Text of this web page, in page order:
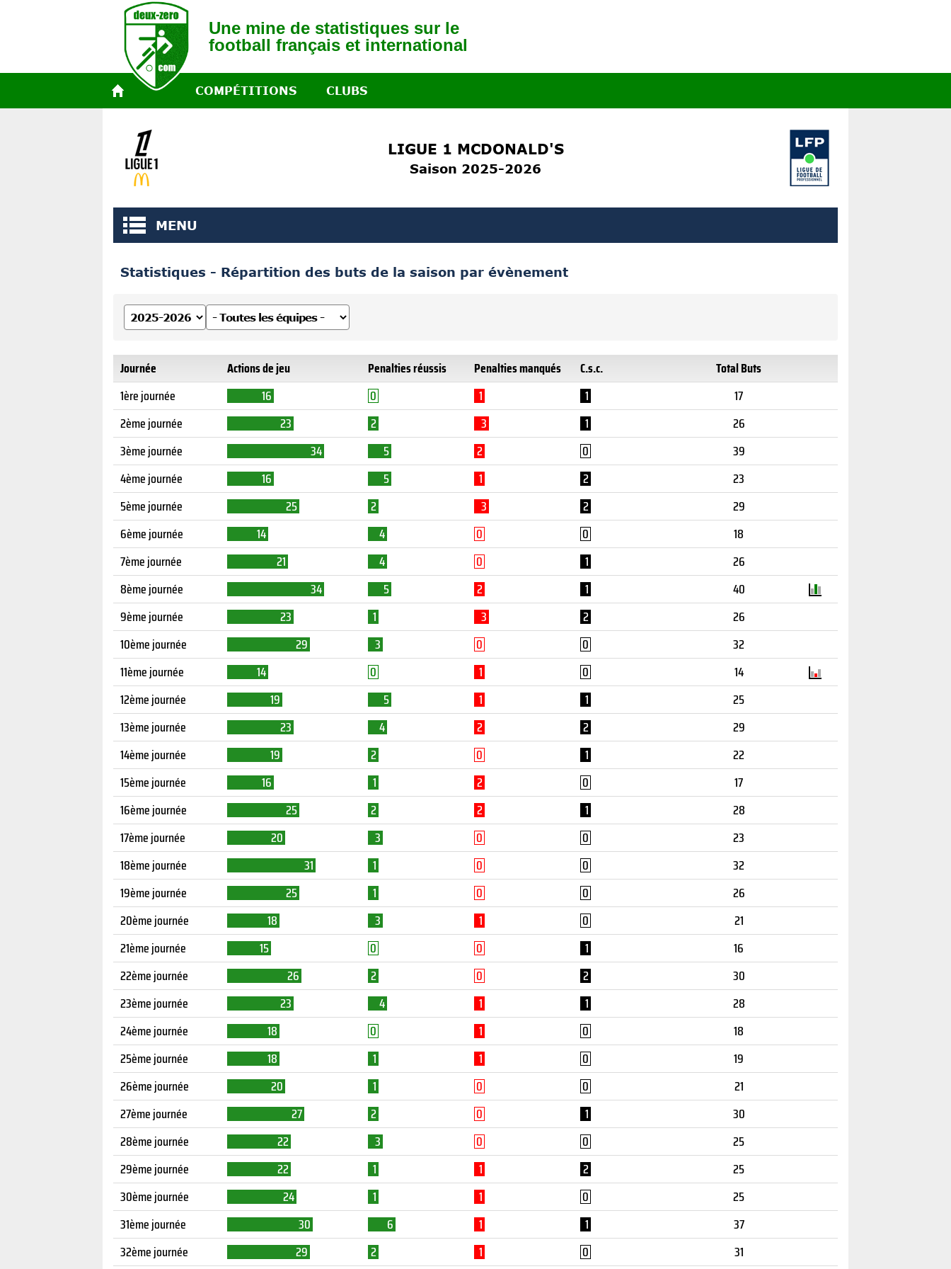
Une mine de statistiques sur le
football français et international
COMPÉTITIONS CLUBS
LIGUE 1 MCDONALD'S
Saison 2025-2026
MENU
Statistiques - Répartition des buts de la saison par évènement
Journée Actions de jeu Penalties réussis Penalties manqués C.s.c.
Total Buts
1ère journée
16 0 1 1
17
2ème journée
23 2 3 1
26
3ème journée
34 5 2 0
39
4ème journée
16 5 1 2
23
5ème journée
25 2 3 2
29
6ème journée
14 4 0 0
18
7ème journée
21 4 0 1
26
8ème journée
34 5 2 1
40
9ème journée
23 1 3 2
26
10ème journée
29 3 0 0
32
11ème journée
14 0 1 0
14
12ème journée
19 5 1 1
25
13ème journée
23 4 2 2
29
14ème journée
19 2 0 1
22
15ème journée
16 1 2 0
17
16ème journée
25 2 2 1
28
17ème journée
20 3 0 0
23
18ème journée
31 1 0 0
32
19ème journée
25 1 0 0
26
20ème journée
18 3 1 0
21
21ème journée
15 0 0 1
16
22ème journée
26 2 0 2
30
23ème journée
23 4 1 1
28
24ème journée
18 0 1 0
18
25ème journée
18 1 1 0
19
26ème journée
20 1 0 0
21
27ème journée
27 2 0 1
30
28ème journée
22 3 0 0
25
29ème journée
22 1 1 2
25
30ème journée
24 1 1 0
25
31ème journée
30 6 1 1
37
32ème journée
29 2 1 0 31